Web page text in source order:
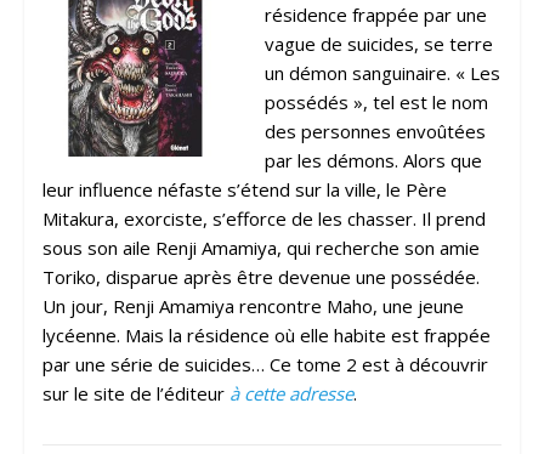
résidence frappée par une
vague de suicides, se terre
un démon sanguinaire. « Les
possédés », tel est le nom
des personnes envoûtées
par les démons. Alors que
leur influence néfaste s’étend sur la ville, le Père
Mitakura, exorciste, s’efforce de les chasser. Il prend
sous son aile Renji Amamiya, qui recherche son amie
Toriko, disparue après être devenue une possédée.
Un jour, Renji Amamiya rencontre Maho, une jeune
lycéenne. Mais la résidence où elle habite est frappée
par une série de suicides… Ce tome 2 est à découvrir
sur le site de l’éditeur à cette adresse.